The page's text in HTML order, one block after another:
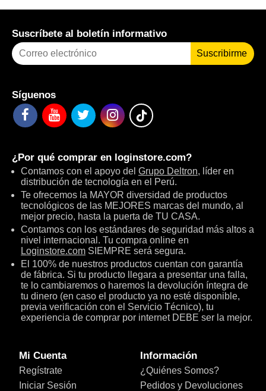
Suscríbete al boletín informativo
Suscribirme
Síguenos
¿Por qué comprar en loginstore.com?
Contamos con el apoyo del Grupo Deltron, líder en
distribución de tecnología en el Perú.
Te ofrecemos la MAYOR diversidad de productos
tecnológicos de las MEJORES marcas del mundo, al
mejor precio, hasta la puerta de TU CASA.
Contamos con los estándares de seguridad más altos a
nivel internacional. Tu compra online en
Loginstore.com SIEMPRE será segura.
El 100% de nuestros productos cuentan con garantía
de fábrica. Si tu producto llegara a presentar una falla,
te lo cambiaremos o haremos la devolución íntegra de
tu dinero (en caso el producto ya no esté disponible,
previa verificación con el Servicio Técnico), tu
experiencia de comprar por internet DEBE ser la mejor.
Mi Cuenta
Regístrate
Iniciar Sesión
Información
¿Quiénes Somos?
Pedidos y Devoluciones